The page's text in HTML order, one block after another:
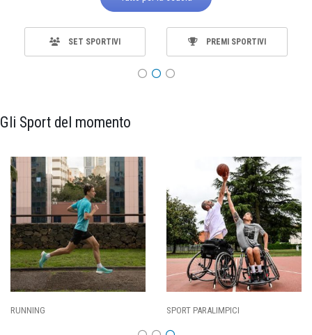
SET SPORTIVI PREMI SPORTIVI
Gli Sport del momento
SPORT PARALIMPICI